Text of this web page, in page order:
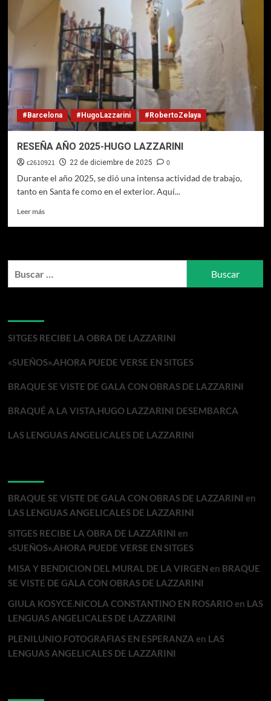
#Barcelona #HugoLazzarini #RobertoZelaya
RESEÑA AÑO 2025-HUGO LAZZARINI
c2610921 22 de diciembre de 2025
0
Durante el año 2025, se dió una intensa actividad de trabajo,
tanto en Santa fe como en el exterior. Aquí...
Leer másLeer
HUGO
LAZZARINI
SITGES RECIBE LA OBRA DE LAZZARINI
«SUEÑOS».AHORA PUEDE VERSE EN SITGES
BRAQUE SE VISTE DE GALA CON OBRAS DE LAZZARINI
BRAQUÉ A LA VISTA.HUGO LAZZARINI DESEMBARCA
LAS LENGUAS ANGELICALES DE LAZZARINI
BRAQUE SE VISTE DE GALA CON OBRAS DE LAZZARINI en
LAS LENGUAS ANGELICALES DE LAZZARINI
SITGES RECIBE LA OBRA DE LAZZARINI en
«SUEÑOS».AHORA PUEDE VERSE EN SITGES
MISA Y BENDICION DEL MURAL DE LA VIRGEN en BRAQUE
SE VISTE DE GALA CON OBRAS DE LAZZARINI
GIULA KOSYCE.NICOLA CONSTANTINO EN ROSARIOen LAS
LENGUAS ANGELICALES DE LAZZARINI
PLENILUNIO.FOTOGRAFIAS EN ESPERANZA en LAS
LENGUAS ANGELICALES DE LAZZARINI